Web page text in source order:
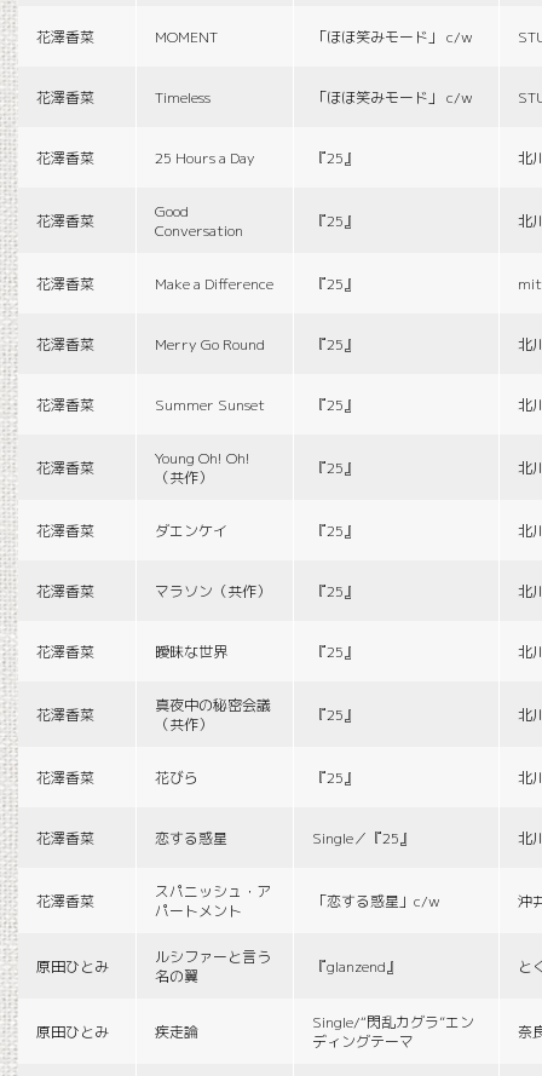
花澤香菜 MOMENT 「ほほ笑みモード」 c/w
花澤香菜 Timeless 「ほほ笑みモード」 c/w
花澤香菜 25 Hours a Day 『25』 北
花澤香菜
Good
Conversation
『25』 北
花澤香菜 Make a Difference 『25』
花澤香菜 Merry Go Round 『25』 北
花澤香菜 Summer Sunset 『25』 北
花澤香菜
Young Oh! Oh!
（共作）
『25』 北
花澤香菜 ダエンケイ 『25』 北
花澤香菜 マラソン（共作） 『25』 北
花澤香菜 曖昧な世界 『25』 北
花澤香菜
真夜中の秘密会議
（共作）
『25』 北
花澤香菜 花びら 『25』 北
花澤香菜 恋する惑星 Single／『25』 北
花澤香菜
スパニッシュ・ア
パートメント
「恋する惑星」c/w 沖
原田ひとみ
ルシファーと言う
名の翼
『glanzend』 と
原田ひとみ 疾走論
Single/“閃乱カグラ”エン
ディングテーマ
奈